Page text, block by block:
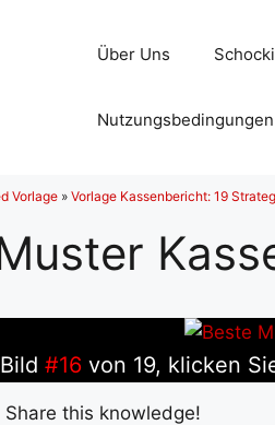
Über Uns
Nutzungsbedingungen
Vorlage » Vorlage Kassenbericht: 19
Bild #16von 19, klicken
this knowledge!